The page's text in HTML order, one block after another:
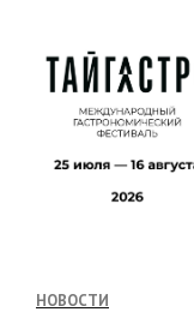
НОВОСТИ